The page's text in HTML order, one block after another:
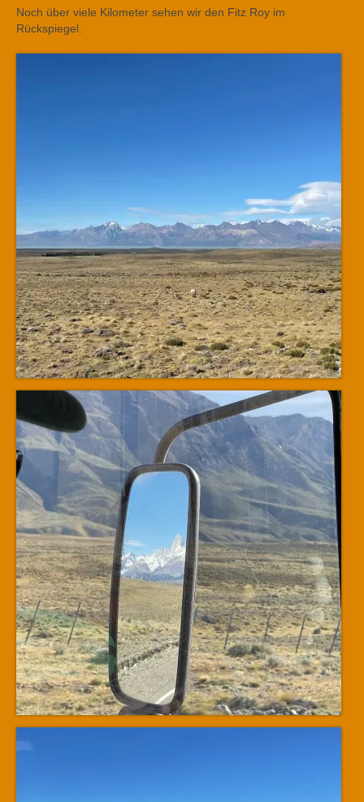
Noch über viele Kilometer sehen wir den Fitz Roy im
Rückspiegel.